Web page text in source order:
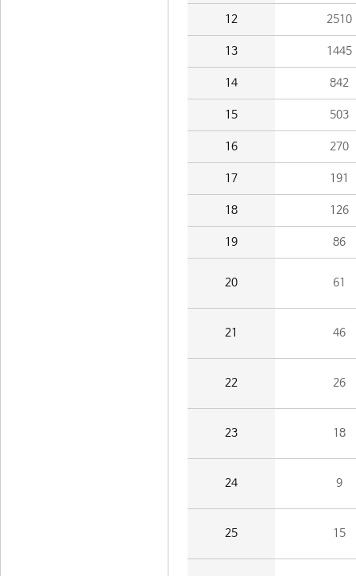
12 2510
13 1445
14 842
15 503
16 270
17 191
18 126
19 86
20 61
21 46
22 26
23 18
24 9
25 15